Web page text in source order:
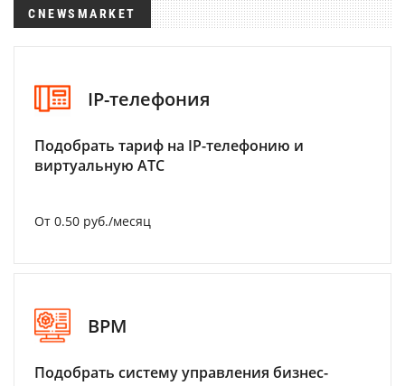
CNEWSMARKET
IP-телефония
Подобрать тариф на IP-телефонию и
виртуальную АТС
От 0.50 руб./месяц
BPM
Подобрать систему управления бизнес-